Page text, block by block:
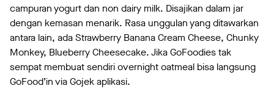
campuran yogurt dan non dairy milk. Disajikan dalam jar
dengan kemasan menarik. Rasa unggulan yang ditawarkan
antara lain, ada Strawberry Banana Cream Cheese, Chunky
Monkey, Blueberry Cheesecake. Jika GoFoodies tak
sempat membuat sendiri overnight oatmeal bisa langsung
GoFood’in via Gojek aplikasi.